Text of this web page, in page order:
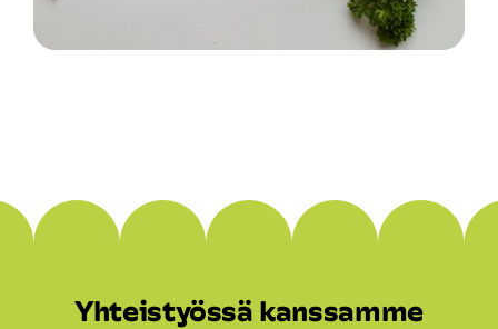
Yhteistyössä kanssamme